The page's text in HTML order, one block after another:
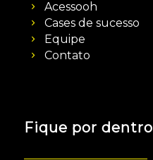
Acessooh
Cases de sucesso
Equipe
Contato
Fique por dentro